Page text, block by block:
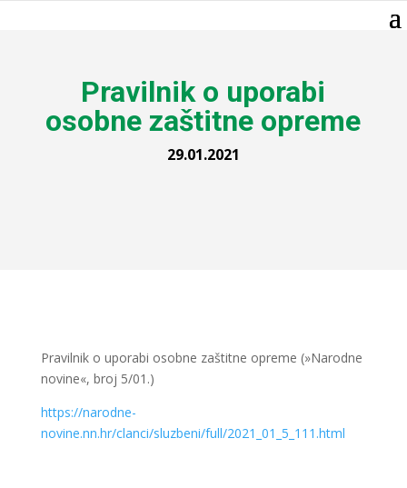
Pravilnik o uporabi
osobne zaštitne opreme
29.01.2021
Pravilnik o uporabi osobne zaštitne opreme (»Narodne
novine«, broj 5/01.)
https://narodne-
novine.nn.hr/clanci/sluzbeni/full/2021_01_5_111.html